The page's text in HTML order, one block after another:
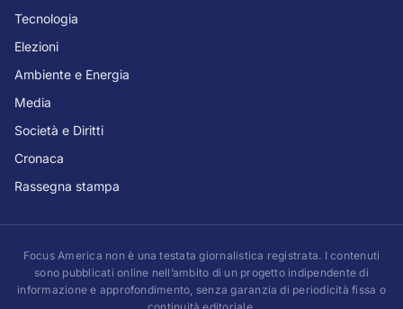
Tecnologia
Elezioni
Ambiente e Energia
Media
Società e Diritti
Cronaca
Rassegna stampa
Focus America non è una testata giornalistica registrata. I contenuti
sono pubblicati online nell’ambito di un progetto indipendente di
informazione e approfondimento, senza garanzia di periodicità fissa o